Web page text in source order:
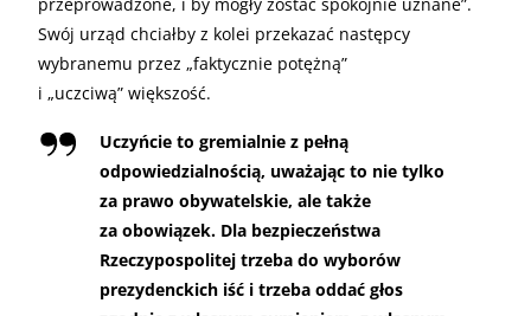
Swój urząd chciałby z kolei przekazać następcy
wybranemu przez „faktycznie potężną”
i „uczciwą” większość.
Uczyńcie to gremialnie z pełną
odpowiedzialnością, uważając to nie tylko
za prawo obywatelskie, ale także
za obowiązek. Dla bezpieczeństwa
Rzeczypospolitej trzeba do wyborów
prezydenckich iść i trzeba oddać głos